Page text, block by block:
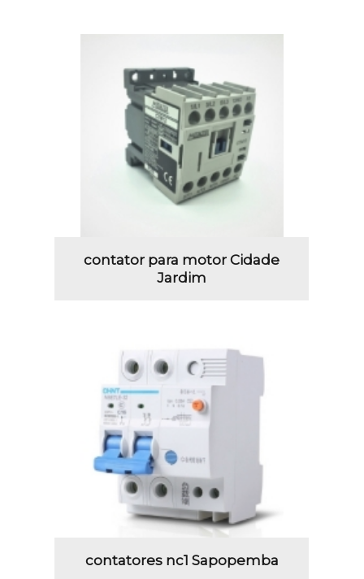
contator para motor Cidade
Jardim
contatores nc1 Sapopemba